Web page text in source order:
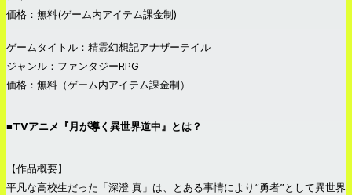
価格：無料(ゲーム内アイテム課金制)
ゲームタイトル：精霊幻想記アナザーテイル
ジャンル：ファンタジーRPG
価格：無料（ゲーム内アイテム課金制）
■TVアニメ『月が導く異世界道中』とは？
【作品概要】
平凡な高校生だった「深澄 真」は、とある事情により“勇者”として異世界